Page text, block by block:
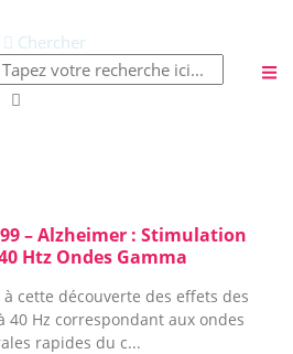
Chercher
– Alzheimer : Stimulation
Htz Ondes Gamma
à cette découverte des effets des
40 Hz correspondant aux ondes
rapides du c...